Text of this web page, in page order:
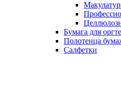
Бумага для
Полотенца
Салфетки